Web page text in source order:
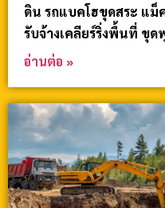
ดิน รถแบคโฮขุดสระ แม็
รับจ้างเคลียร์ริ่งพื้นที่ ขุด
อ่านต่อ »